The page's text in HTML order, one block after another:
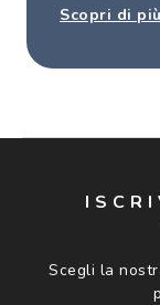
Scopri di più
Scegli la